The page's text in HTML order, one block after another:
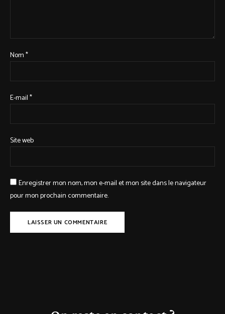
Nom*
E-mail*
Site web
Enregistrer mon nom, mon e-mail et mon site dans le navigateur
pour mon prochain commentaire.